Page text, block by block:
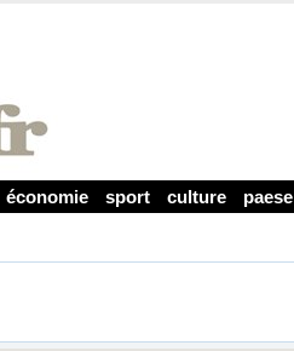
économie sport culture paese